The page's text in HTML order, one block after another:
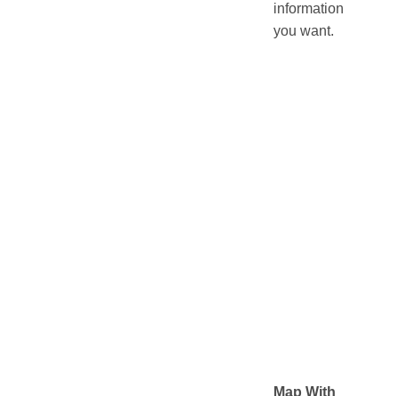
information
you want.
Map With